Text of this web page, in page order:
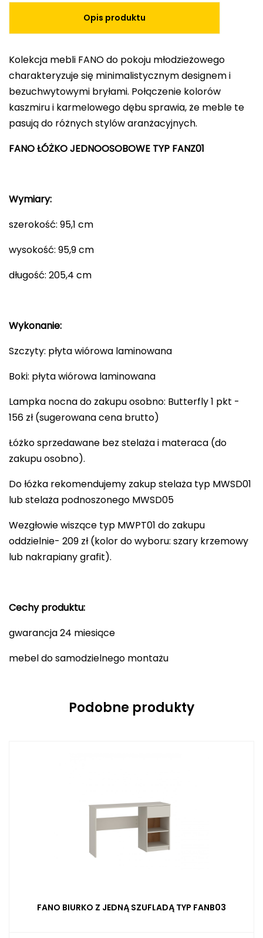
Opis produktu
Kolekcja mebli FANO do pokoju młodzieżowego
charakteryzuje się minimalistycznym designem i
bezuchwytowymi bryłami. Połączenie kolorów
kaszmiru i karmelowego dębu sprawia, że meble te
pasują do różnych stylów aranżacyjnych.
FANO ŁÓŻKO JEDNOOSOBOWE TYP FANZ01
Wymiary:
szerokość: 95,1 cm
wysokość: 95,9 cm
długość: 205,4 cm
Wykonanie:
Szczyty: płyta wiórowa laminowana
Boki: płyta wiórowa laminowana
Lampka nocna do zakupu osobno: Butterfly 1 pkt -
156 zł (sugerowana cena brutto)
Łóżko sprzedawane bez stelaża i materaca (do
zakupu osobno).
Do łóżka rekomendujemy zakup stelaża typ MWSD01
lub stelaża podnoszonego MWSD05
Wezgłowie wiszące typ MWPT01 do zakupu
oddzielnie- 209 zł (kolor do wyboru: szary krzemowy
lub nakrapiany grafit).
Cechy produktu:
gwarancja 24 miesiące
mebel do samodzielnego montażu
Podobne produkty
FANO BIURKO Z JEDNĄ SZUFLADĄ TYP FANB03